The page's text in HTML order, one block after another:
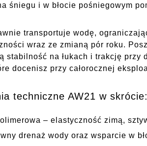
śniegu i w błocie pośniegowym
transportuje wodę,
wraz ze zmianą pór roku.
stabilność na łukach i trakcję przy
docenisz przy całorocznej
techniczne AW21 w skrócie:
– elastyczność zimą,
drenaż wody oraz wsparcie w